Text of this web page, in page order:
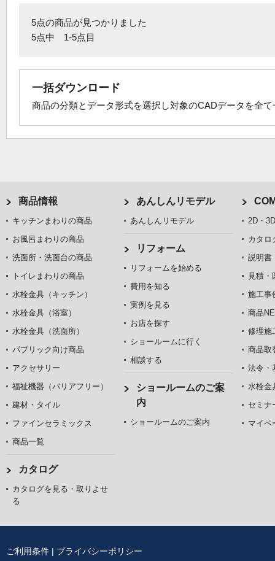
5点の商品が見つかりました
5点中 1-5点目
一括ダウンロード
商品の分類とデータ形式を選択し対象のCADデータを全
商品情報
キッチンまわりの商品
お風呂まわりの商品
洗面所・洗面台の商品
トイレまわりの商品
水栓金具（キッチン）
水栓金具（浴室）
水栓金具（洗面所）
パブリック向け商品
アクセサリー
福祉機器（バリアフリー）
建材・タイル
ファインセラミックス
商品一覧
カタログ
カタログを見る・取りよせ
る
あんしんリモデル
あんしんリモデル
リフォーム
リフォームを始める
費用を知る
実例を見る
お店を探す
ショールームに行く
相談する
ショールームのご案
内
ショールームのご案内
2D・
カタロ
説明書
見積・
施工事
商品
修理施
商品取
法令・
水栓金
セミナ
マイペ
ご利用条件 | プライバシーポリシー